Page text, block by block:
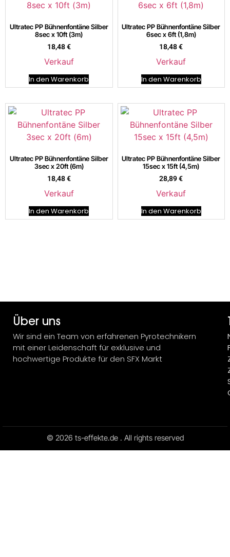
Ultratec PP Bühnenfontäne Silber
8sec x 10ft (3m)
18,48€
Verkauf
In den Warenkorb
Ultratec PP Bühnenfontäne Silber
6sec x 6ft (1,8m)
18,48€
Verkauf
In den Warenkorb
Ultratec PP Bühnenfontäne Silber
3sec x 20ft (6m)
18,48€
Verkauf
In den Warenkorb
Ultratec PP Bühnenfontäne Silber
15sec x 15ft (4,5m)
28,89€
Verkauf
In den Warenkorb
Über uns
Wir sind ein Team von erfahrenen Pyrotechnikern
mit einer Leidenschaft für exklusive und
hochwertige Produkte für den SFX Markt
© 2026 ts-effekte.de . All rights reserved